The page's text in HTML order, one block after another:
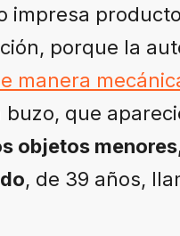
impresa
porque la
manera
que
objetos
, de 39 años,